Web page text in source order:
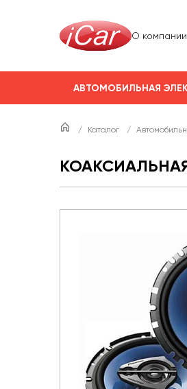
О компании
АВТОМОБИЛЬНАЯ
/ Каталог /
КОАКСИАЛЬНАЯ